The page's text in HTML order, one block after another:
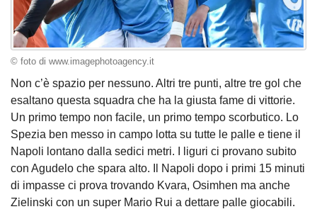
© foto di www.imagephotoagency.it
Non c’è spazio per nessuno. Altri tre punti, altre tre gol che
esaltano questa squadra che ha la giusta fame di vittorie.
Un primo tempo non facile, un primo tempo scorbutico. Lo
Spezia ben messo in campo lotta su tutte le palle e tiene il
Napoli lontano dalla sedici metri. I liguri ci provano subito
con Agudelo che spara alto. Il Napoli dopo i primi 15 minuti
di impasse ci prova trovando Kvara, Osimhen ma anche
Zielinski con un super Mario Rui a dettare palle giocabili.